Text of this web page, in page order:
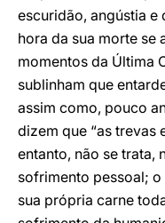
escuridão, angústia e
hora da sua morte se
momentos da Última
sublinham que
assim como, pouco
dizem que “as trevas
entanto, não se trata,
sofrimento pessoal; o
sua própria carne